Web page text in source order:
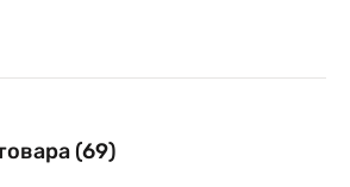
(69)